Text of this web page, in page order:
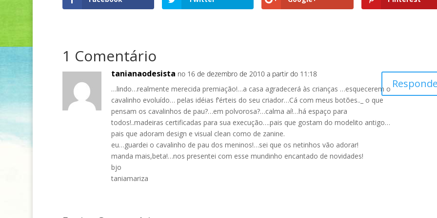
1 Comentário
tanianaodesista no 16 de dezembro de 2010 a partir do 11:18
…lindo…realmente merecida premiação!…a casa agradecerá às crianças …esquecerem o
cavalinho evoluído… pelas idéias f’érteis do seu criador…Cá com meus botões.._ o que
pensam os cavalinhos de pau?…em polvorosa?…calma aí!…há espaço para
todos!..madeiras certificadas para sua execução….pais que gostam do modelito antigo…
pais que adoram design e visual clean como de zanine.
eu…guardei o cavalinho de pau dos meninos!…sei que os netinhos vão adorar!
manda mais,beta!…nos presentei com esse mundinho encantado de novidades!
bjo
taniamariza